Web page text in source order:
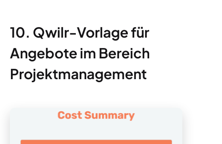
10. Qwilr-Vorlage für
Angebote im Bereich
Projektmanagement